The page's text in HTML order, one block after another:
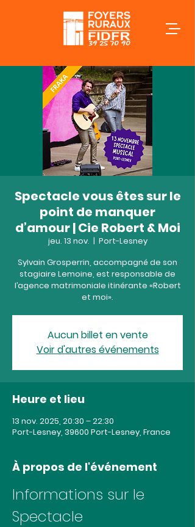
Spectacle vous êtes sur le
point de manquer
d’amour | Cie Robert & Moi
jeu. 13 nov.
  |
Port-Lesney
Sylvain Grosperrin, accompagné de son
stagiaire Lemoine, est responsable de
l’agence matrimoniale itinérante «Robert
et moi».
Aucun billet en vente
Voir d'autres événements
Heure et lieu
13 nov. 2025, 20:30 – 22:30
Port-Lesney, 39600 Port-Lesney, France
À propos de l'événement
Informations sur le
Spectacle